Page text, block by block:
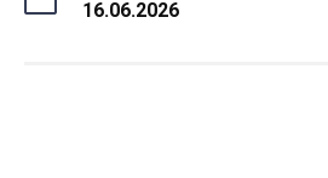
16.06.2026